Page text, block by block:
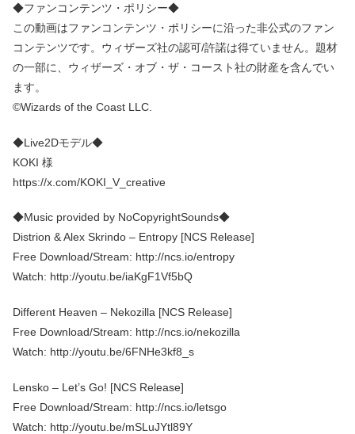
◆ファンコンテンツ・ポリシー◆
この動画はファンコンテンツ・ポリシーに沿った非公式のファン
コンテンツです。ウィザーズ社の認可/許諾は得ていません。題材
の一部に、ウィザーズ・オブ・ザ・コースト社の財産を含んでい
ます。
©Wizards of the Coast LLC.
◆Live2Dモデル◆
KOKI 様
https://x.com/KOKI_V_creative
◆Music provided by NoCopyrightSounds◆
Distrion & Alex Skrindo – Entropy [NCS Release]
Free Download/Stream: http://ncs.io/entropy
Watch: http://youtu.be/iaKgF1Vf5bQ
Different Heaven – Nekozilla [NCS Release]
Free Download/Stream: http://ncs.io/nekozilla
Watch: http://youtu.be/6FNHe3kf8_s
Lensko – Let’s Go! [NCS Release]
Free Download/Stream: http://ncs.io/letsgo
Watch: http://youtu.be/mSLuJYtl89Y